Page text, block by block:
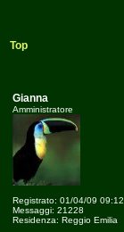
Top
Gianna
Amministratore
Registrato: 01/04/09 09:12
Messaggi: 21228
Residenza: Reggio Emilia